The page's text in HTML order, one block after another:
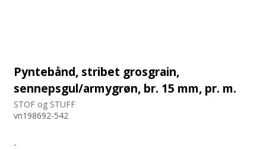
Pyntebånd, stribet grosgrain,
sennepsgul/armygrøn, br. 15 mm, pr. m.
STOF og STUFF
vn198692-542
-